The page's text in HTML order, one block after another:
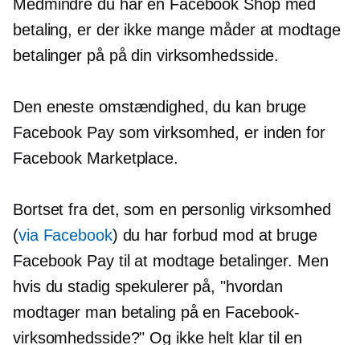
Medmindre du har en Facebook Shop med
betaling, er der ikke mange måder at modtage
betalinger på på din virksomhedsside.
Den eneste omstændighed, du kan bruge
Facebook Pay som virksomhed, er inden for
Facebook Marketplace.
Bortset fra det, som en personlig virksomhed
(via Facebook) du har forbud mod at bruge
Facebook Pay til at modtage betalinger. Men
hvis du stadig spekulerer på, "hvordan
modtager man betaling på en Facebook-
virksomhedsside?" Og ikke helt klar til en